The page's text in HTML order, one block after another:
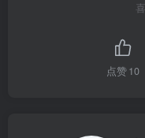
点赞10